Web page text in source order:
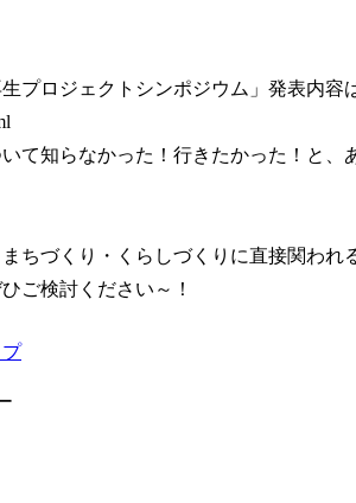
プロジェクトシンポジウム」発表内容
て知らなかった！行きたかった！と、
ちづくり・くらしづくりに直接関われ
ご検討ください～！